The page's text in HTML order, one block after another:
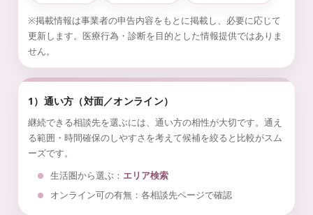
※掲載情報は事業者の申告内容をもとに掲載し、必要に応じて
更新します。医療行為・診断を目的とした情報提供ではありま
せん。
1）通い方（対面／オンライン）
継続できる相談先を選ぶには、通い方の相性が大切です。通え
る範囲・時間確保のしやすさを考えて候補を絞ると比較がスム
ーズです。
生活圏から選ぶ： エリア検索
オンライン可の有無：各相談先ページで確認